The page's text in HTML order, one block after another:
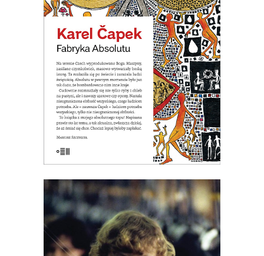
E-BOOK DO KOSZYKA
Boga. Nastała na świecie
nieograniczona obfitość wszystkiego.
Ale okazało się, że ludziom potrzeba
wszystkiego, tylko nie nieograniczonej
obfitości.
39.00zł 19.50zł
NIE HAŃBI